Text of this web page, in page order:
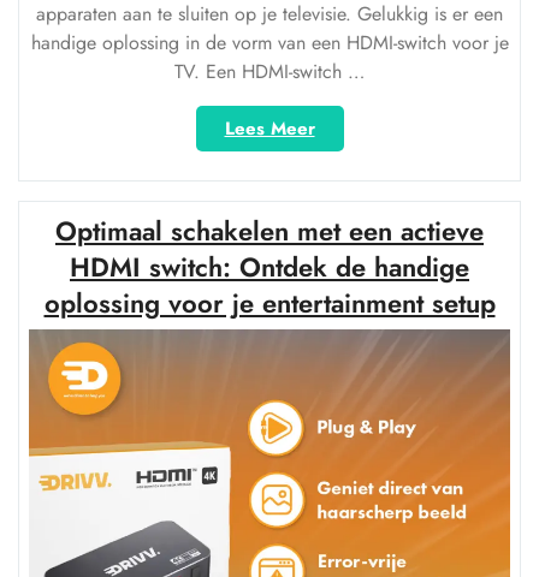
apparaten aan te sluiten op je televisie. Gelukkig is er een
handige oplossing in de vorm van een HDMI-switch voor je
TV. Een HDMI-switch …
Lees Meer“Handige
HDMI-
switch
voor
eenvoudig
schakelen
tussen
apparaten
TV”
Optimaal schakelen met een actieve
HDMI switch: Ontdek de handige
oplossing voor je entertainment setup